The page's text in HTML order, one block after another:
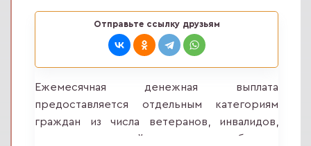
Отправьте ссылку друзьям
Ежемесячная денежная выплата
предоставляется отдельным категориям
граждан из числа ветеранов, инвалидов,
включая детей-инвалидов, бывших